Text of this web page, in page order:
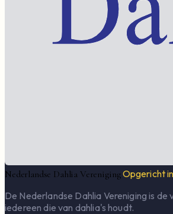
Nederlandse Dahlia VerenigingOpgericht in
De Nederlandse Dahlia Vereniging is de
iedereen die van dahlia's houdt.